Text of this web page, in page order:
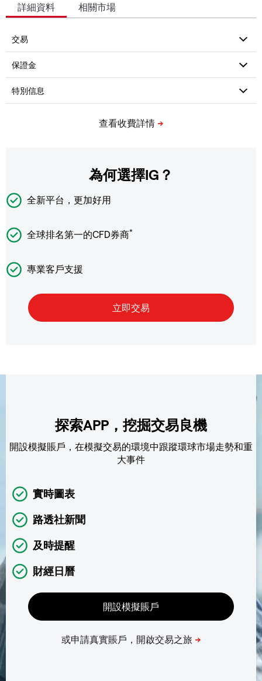
詳細資料 相關市場
為何選擇IG？
全新平台，更加好用
全球排名第一的CFD券商*
專業客戶支援
探索APP，挖掘交易良機
開設模擬賬戶，在模擬交易的環境中跟蹤環球市場走勢和重
大事件
實時圖表
路透社新聞
及時提醒
財經日曆